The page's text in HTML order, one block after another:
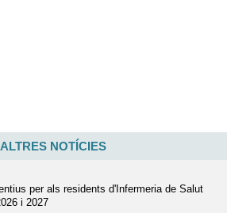
ALTRES NOTÍCIES
per als residents d'Infermeria de Salut
i 2027